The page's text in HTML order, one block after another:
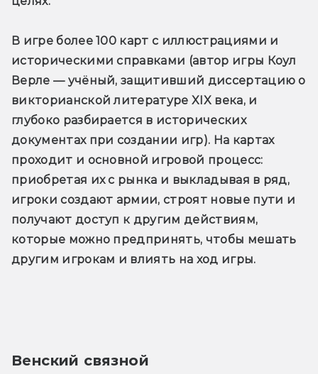
В игре более 100 карт с иллюстрациями и
историческими справками (автор игры Коул
Верле — учёный, защитивший диссертацию о
викторианской литературе XIX века, и
глубоко разбирается в исторических
документах при создании игр). На картах
проходит и основной игровой процесс:
приобретая их с рынка и выкладывая в ряд,
игроки создают армии, строят новые пути и
получают доступ к другим действиям,
которые можно предпринять, чтобы мешать
другим игрокам и влиять на ход игры.
Венский связной